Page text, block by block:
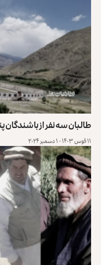
طالبان سه نفر از
۱۱ قوس ۱۴۰۳ - ۱ دسمبر ۲۰۲۴